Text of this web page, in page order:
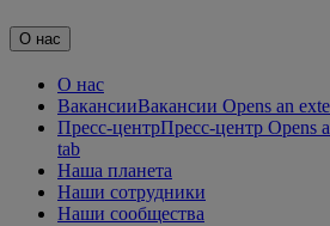
О нас
О нас
ВакансииВакансии Opens an
Пресс-центрПресс-центр Opens
tab
Наша планета
Наши сотрудники
Наши сообщества